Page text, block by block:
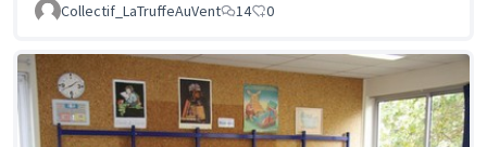
Collectif_LaTruffeAuVent
14 0